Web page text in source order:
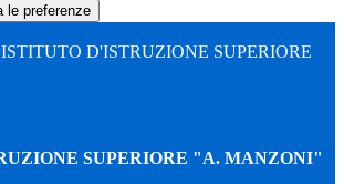
le preferenze
ISTITUTO D'ISTRUZIONE SUPERIORE
SUPERIORE "A. MANZONI"